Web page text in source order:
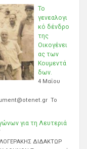
Το
γενεαλογι
κό δένδρο
της
Οικογένει
ας των
Κουμεντά
δων.
4 Μαΐου
Το
για τη Λευτεριά
ΔΙΔΑΚΤΩΡ